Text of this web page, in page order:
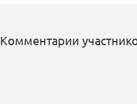
Комментарии